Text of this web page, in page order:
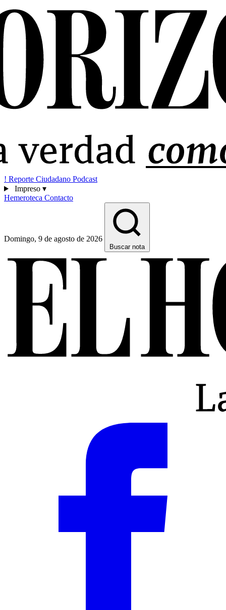
! Reporte Ciudadano Podcast
Impreso ▾
Hemeroteca Contacto
Domingo, 9 de agosto de 2026
Buscar nota